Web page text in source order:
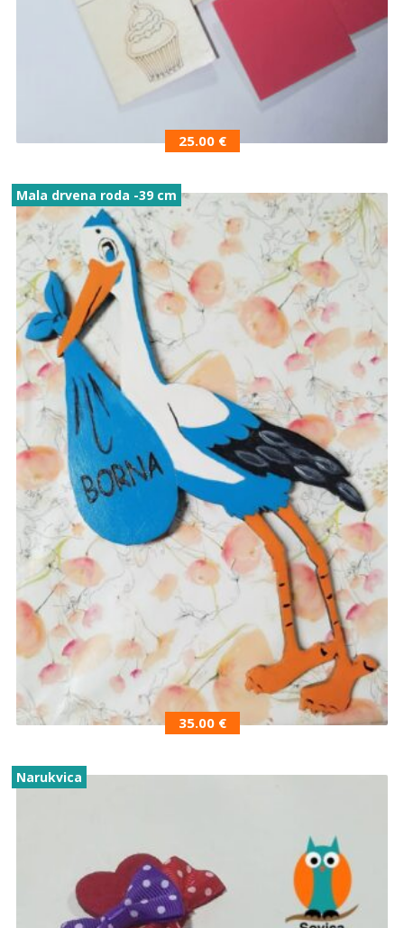
25.00 €
Mala drvena roda -39 cm
35.00 €
Narukvica